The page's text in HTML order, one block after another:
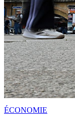
ÉCONOMIE